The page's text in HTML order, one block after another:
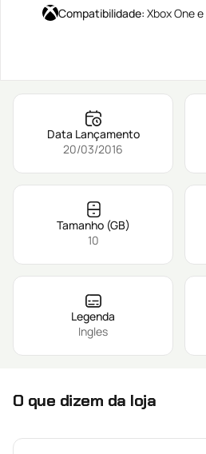
Compatibilidade: Xbox One
Data Lançamento
20/03/2016
Tamanho (GB)
10
Legenda
Ingles
O que dizem da loja